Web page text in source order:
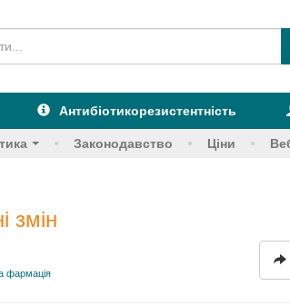
Антибіотикорезистентність
Законодавство Ціни
змін
фармація